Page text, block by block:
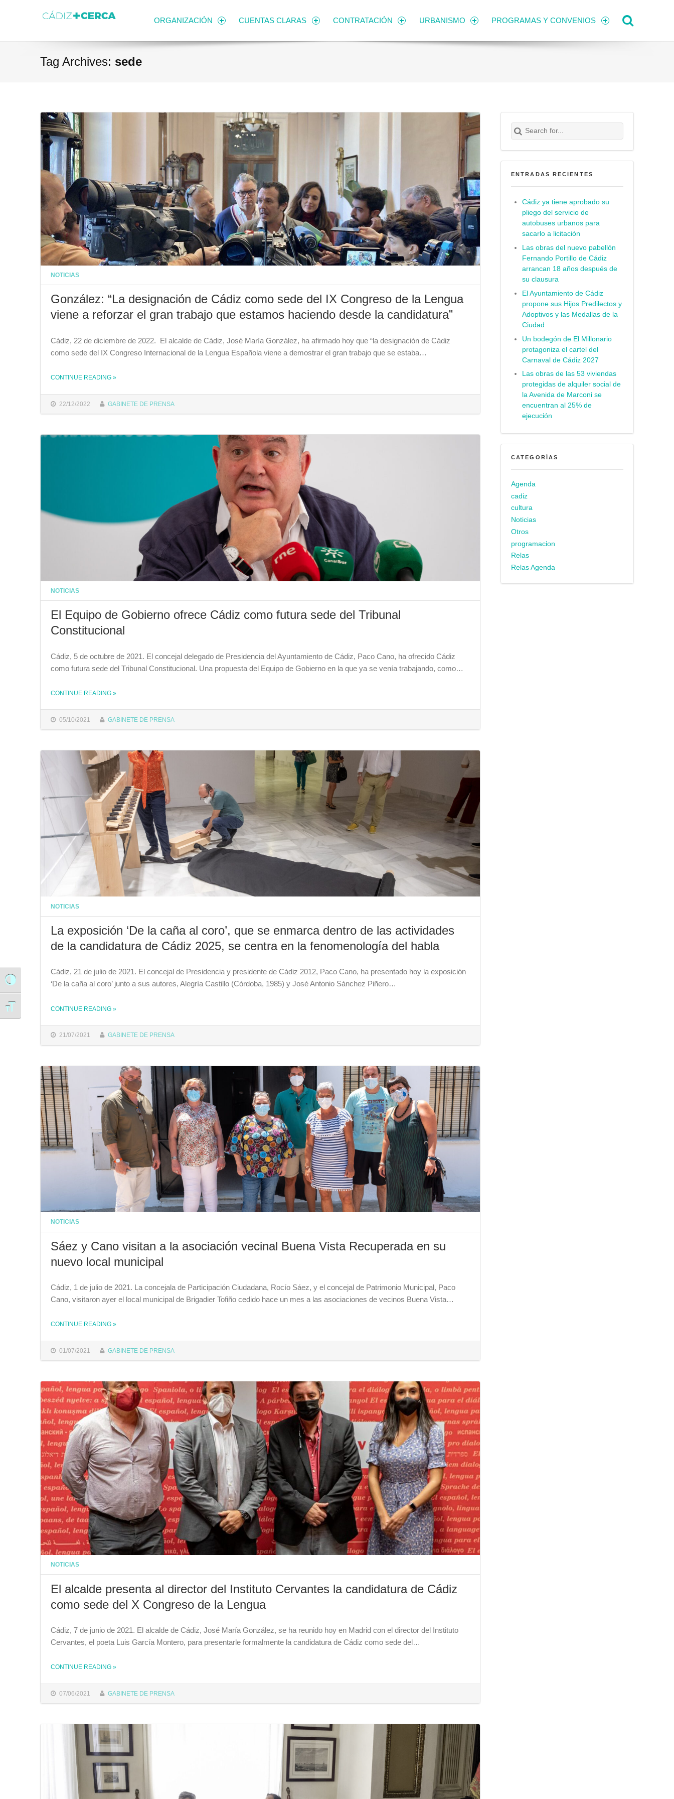
Alternar alto contraste
Alternar tamaño de letra
ORGANIZACIÓN CUENTAS CLARAS CONTRATACIÓN URBANISMO PROGRAMAS Y CONVENIOS
Tag Archives: sede
NOTICIAS
González: “La designación de Cádiz como sede del IX Congreso de la Lengua
viene a reforzar el gran trabajo que estamos haciendo desde la candidatura”
22/12/2022 GABINETE DE PRENSA
Cádiz, 22 de diciembre de 2022. El alcalde de Cádiz, José María González, ha afirmado hoy que “la designación de Cádiz
como sede del IX Congreso Internacional de la Lengua Española viene a demostrar el gran trabajo que se estaba…
CONTINUE READING »
NOTICIAS
El Equipo de Gobierno ofrece Cádiz como futura sede del Tribunal
Constitucional
05/10/2021 GABINETE DE PRENSA
Cádiz, 5 de octubre de 2021. El concejal delegado de Presidencia del Ayuntamiento de Cádiz, Paco Cano, ha ofrecido Cádiz
como futura sede del Tribunal Constitucional. Una propuesta del Equipo de Gobierno en la que ya se venía trabajando, como…
CONTINUE READING THE "EL EQUIPO DE GOBIERNO OFRECE CÁDIZ COMO FUTURA SEDE DEL TRIBUNAL CONSTITUCIONAL "
»
NOTICIAS
La exposición ‘De la caña al coro’, que se enmarca dentro de las actividades
de la candidatura de Cádiz 2025, se centra en la fenomenología del habla
21/07/2021 GABINETE DE PRENSA
Cádiz, 21 de julio de 2021. El concejal de Presidencia y presidente de Cádiz 2012, Paco Cano, ha presentado hoy la exposición
‘De la caña al coro’ junto a sus autores, Alegría Castillo (Córdoba, 1985) y José Antonio Sánchez Piñero…
CONTINUE READING »
NOTICIAS
Sáez y Cano visitan a la asociación vecinal Buena Vista Recuperada en su
nuevo local municipal
01/07/2021 GABINETE DE PRENSA
Cádiz, 1 de julio de 2021. La concejala de Participación Ciudadana, Rocío Sáez, y el concejal de Patrimonio Municipal, Paco
Cano, visitaron ayer el local municipal de Brigadier Tofiño cedido hace un mes a las asociaciones de vecinos Buena Vista…
CONTINUE READING THE "SÁEZ Y CANO VISITAN A LA ASOCIACIÓN VECINAL BUENA VISTA RECUPERADA EN SU NUEVO LOCAL MUNICIPAL"
»
NOTICIAS
El alcalde presenta al director del Instituto Cervantes la candidatura de Cádiz
como sede del X Congreso de la Lengua
07/06/2021 GABINETE DE PRENSA
Cádiz, 7 de junio de 2021. El alcalde de Cádiz, José María González, se ha reunido hoy en Madrid con el director del Instituto
Cervantes, el poeta Luis García Montero, para presentarle formalmente la candidatura de Cádiz como sede del…
CONTINUE READING
THE "EL ALCALDE PRESENTA AL DIRECTOR DEL INSTITUTO CERVANTES LA CANDIDATURA DE CÁDIZ COMO SEDE DEL X CONGRESO DE LA LENGUA"
»
Search for:
Buscar
ENTRADAS RECIENTES
Cádiz ya tiene aprobado su
pliego del servicio de
autobuses urbanos para
sacarlo a licitación
Las obras del nuevo pabellón
Fernando Portillo de Cádiz
arrancan 18 años después de
su clausura
El Ayuntamiento de Cádiz
propone sus Hijos Predilectos y
Adoptivos y las Medallas de la
Ciudad
Un bodegón de El Millonario
protagoniza el cartel del
Carnaval de Cádiz 2027
Las obras de las 53 viviendas
protegidas de alquiler social de
la Avenida de Marconi se
encuentran al 25% de
ejecución
CATEGORÍAS
Agenda
cadiz
cultura
Noticias
Otros
programacion
Relas
Relas Agenda